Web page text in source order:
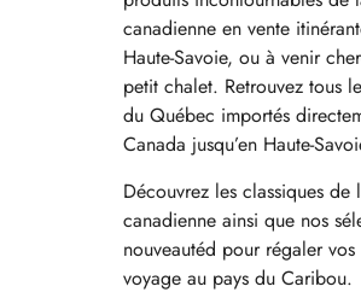
canadienne en vente
Haute-Savoie, ou à venir
petit chalet. Retrouvez tous
du Québec importés
Canada jusqu’en Haute-
Découvrez les classiques de
canadienne ainsi que nos
nouveautéd pour régaler
voyage au pays du Caribou.